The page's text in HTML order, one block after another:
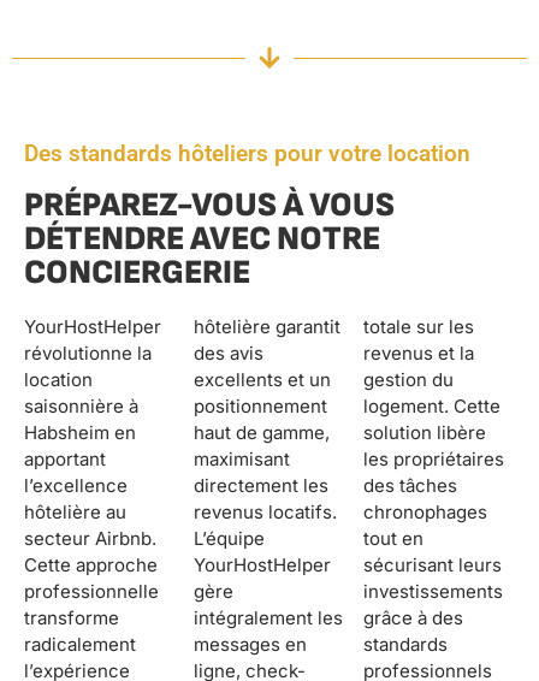
Des standards hôteliers pour votre location
PRÉPAREZ-VOUS À VOUS
DÉTENDRE AVEC NOTRE
CONCIERGERIE
YourHostHelper
révolutionne la
location
saisonnière à
Habsheim en
apportant
l’excellence
hôtelière au
secteur Airbnb.
Cette approche
professionnelle
transforme
radicalement
l’expérience
hôtelière garantit
des avis
excellents et un
positionnement
haut de gamme,
maximisant
directement les
revenus locatifs.
L’équipe
YourHostHelper
gère
intégralement les
messages en
ligne, check-
totale sur les
revenus et la
gestion du
logement. Cette
solution libère
les propriétaires
des tâches
chronophages
tout en
sécurisant leurs
investissements
grâce à des
standards
professionnels